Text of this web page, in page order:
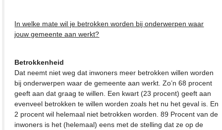
In welke mate wil je betrokken worden bij onderwerpen waar
jouw gemeente aan werkt?
Betrokkenheid
Dat neemt niet weg dat inwoners meer betrokken willen worden
bij onderwerpen waar de gemeente aan werkt. Zo’n 68 procent
geeft aan dat graag te willen. Een kwart (23 procent) geeft aan
evenveel betrokken te willen worden zoals het nu het geval is. En
2 procent wil helemaal niet betrokken worden. 89 Procent van de
inwoners is het (helemaal) eens met de stelling dat ze op de